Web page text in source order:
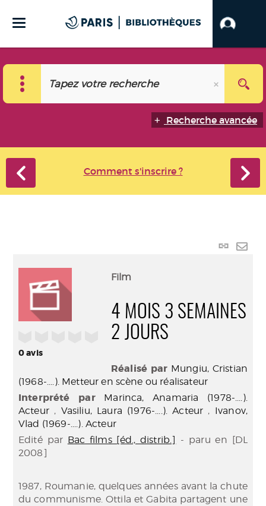
Recherche avancée
Comment s'inscrire ?
Lien
0avis
Film
4 MOIS 3 SEMAINES
2 JOURS
Réalisé par Mungiu, Cristian
(1968-....). Metteur en scène ou réalisateur
Interprété par
Marinca, Anamaria (1978-....).
Acteur, Vasiliu, Laura (1976-....). Acteur , Ivanov,
Vlad (1969-....). Acteur
Edité par Bac films [éd., distrib.] - paru en [DL
2008]
1987, Roumanie, quelques années avant la chute
du communisme. Ottila et Gabita partagent une